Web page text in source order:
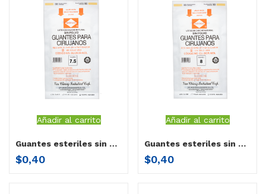
Añadir al carrito
Guantes esteriles sin polvo Herenco 7.5”
$0,40
Añadir al carrito
Guantes esteriles sin polvo Herenco 8”
$0,40